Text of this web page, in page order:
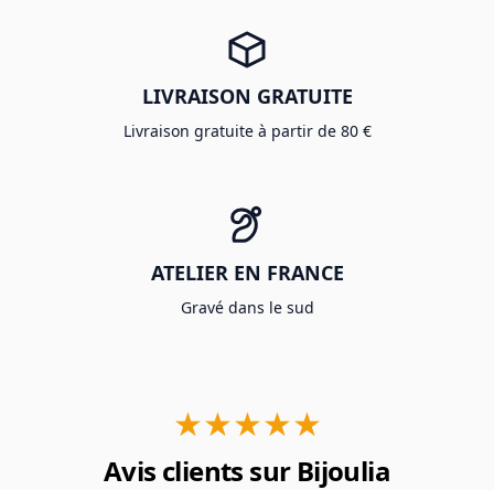
LIVRAISON GRATUITE
Livraison gratuite à partir de 80 €
ATELIER EN FRANCE
Gravé dans le sud
★★★★★
Avis clients sur Bijoulia